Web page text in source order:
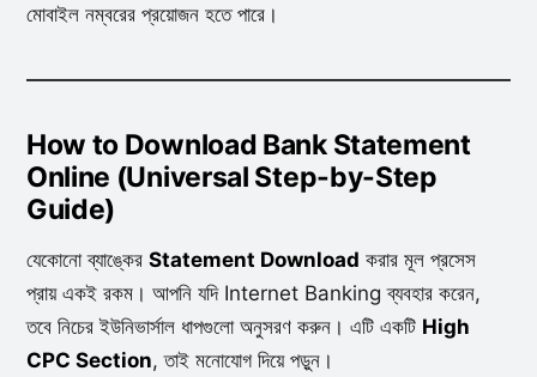
মোবাইল নম্বরের প্রয়োজন হতে পারে।
How to Download Bank Statement
Online (Universal Step-by-Step
Guide)
যেকোনো ব্যাঙ্কের Statement Download করার মূল প্রসেস
প্রায় একই রকম। আপনি যদি Internet Banking ব্যবহার করেন,
তবে নিচের ইউনিভার্সাল ধাপগুলো অনুসরণ করুন। এটি একটি High
CPC Section, তাই মনোযোগ দিয়ে পড়ুন।